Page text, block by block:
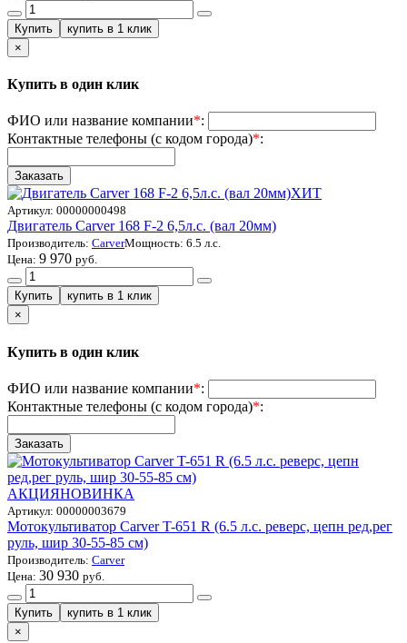
×
Купить в один клик
ФИО или название компании*:
Контактные телефоны (с кодом города)*:
ХИТ
Артикул: 00000000498
Двигатель Carver 168 F-2 6,5л.с. (вал 20мм)
Производитель: CarverМощность: 6.5 л.с.
Цена: 9 970 руб.
×
Купить в один клик
ФИО или название компании*:
Контактные телефоны (с кодом города)*:
АКЦИЯНОВИНКА
Артикул: 00000003679
Мотокультиватор Carver T-651 R (6.5 л.с. реверс, цепн ред,рег
руль, шир 30-55-85 см)
Производитель: Carver
Цена: 30 930 руб.
×